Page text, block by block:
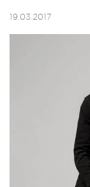
19.03.2017